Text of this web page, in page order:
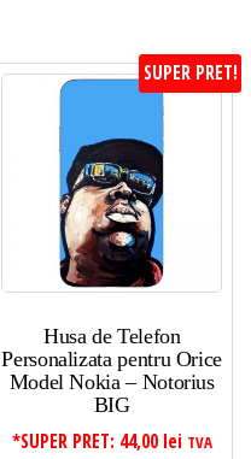
SUPER PRET!
Husa de Telefon
Personalizata pentru Orice
Model Nokia – Notorius
BIG
*SUPER PRET: 44,00 lei TVA